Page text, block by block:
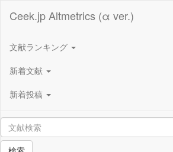
Ceek.jp Altmetrics (α ver.)
文献ランキング
新着文献
新着投稿